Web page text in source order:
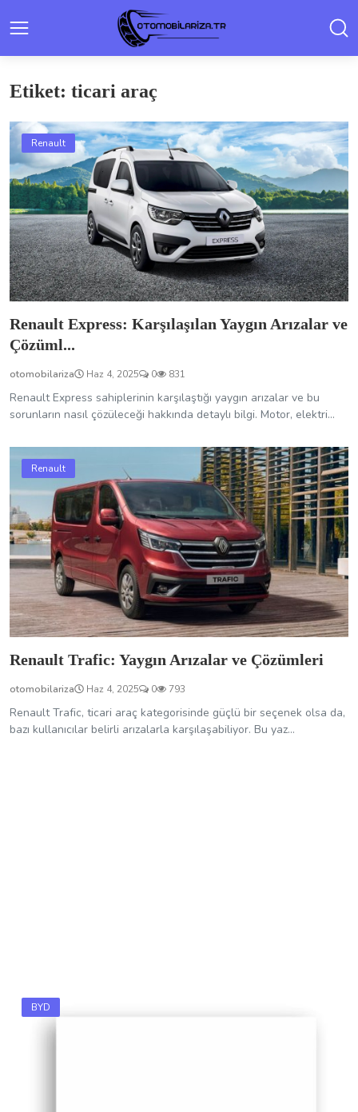
Etiket: ticari araç
Renault
Renault Express: Karşılaşılan Yaygın Arızalar ve
Çözüml...
otomobilariza Haz 4, 2025 0 831
Renault Express sahiplerinin karşılaştığı yaygın arızalar ve bu
sorunların nasıl çözüleceği hakkında detaylı bilgi. Motor, elektri...
Renault
Renault Trafic: Yaygın Arızalar ve Çözümleri
otomobilariza Haz 4, 2025 0 793
Renault Trafic, ticari araç kategorisinde güçlü bir seçenek olsa da,
bazı kullanıcılar belirli arızalarla karşılaşabiliyor. Bu yaz...
BYD